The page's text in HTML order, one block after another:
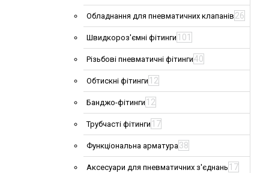
Обладнання для пневматичних клапанів 26
Швидкороз'ємні фітинги 101
Різьбові пневматичні фітинги40
Обтискні фітинги 12
Банджо-фітинги 12
Трубчасті фітинги 17
Функціональна арматура38
Аксесуари для пневматичних з'єднань 17